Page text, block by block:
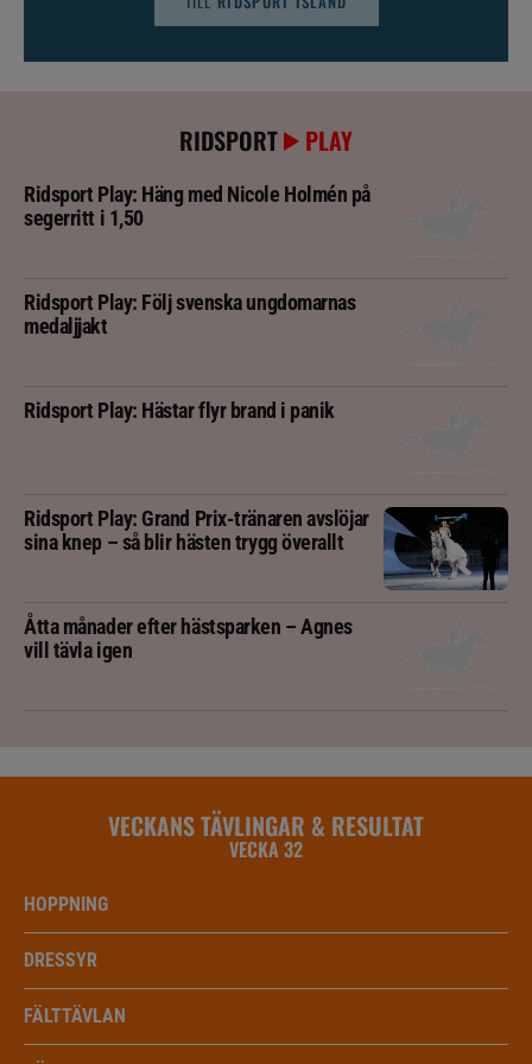
RIDSPORT PLAY
Ridsport Play: Häng med Nicole Holmén på
segerritt i 1,50
Ridsport Play: Följ svenska ungdomarnas
medaljjakt
Ridsport Play: Hästar flyr brand i panik
Ridsport Play: Grand Prix-tränaren avslöjar
sina knep – så blir hästen trygg överallt
Åtta månader efter hästsparken – Agnes
vill tävla igen
VECKANS TÄVLINGAR & RESULTAT
VECKA 32
HOPPNING
DRESSYR
FÄLTTÄVLAN